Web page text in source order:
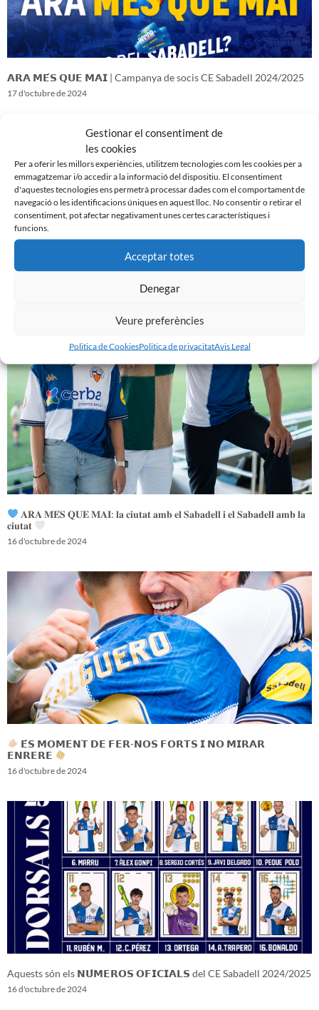
Gestionar el consentiment de
les cookies
Per a oferir les millors experiències, utilitzem tecnologies com les cookies per a
emmagatzemar i/o accedir a la informació del dispositiu. El consentiment
d'aquestes tecnologies ens permetrà processar dades com el comportament de
navegació o les identificacions úniques en aquest lloc. No consentir o retirar el
consentiment, pot afectar negativament unes certes característiques i
funcions.
Acceptar totes
Denegar
Veure preferències
Politica de CookiesPolitica de privacitatAvis Legal
𝗔𝗥𝗔 𝗠𝗘́𝗦 𝗤𝗨𝗘 𝗠𝗔𝗜 | Campanya de socis CE Sabadell 2024/2025
17 d'octubre de 2024
𝑽𝒆𝒏𝒊𝒎 𝒅’𝒖𝒏𝒂 𝒈𝒓𝒂𝒏 𝒃𝒂𝒕𝒂𝒍𝒍𝒂…𝒊 𝒂𝒏𝒆𝒎 𝒂 𝒑𝒆𝒓 𝒍𝒂 𝒔𝒆𝒈𝒖̈𝒆𝒏𝒕
𝐀𝐑𝐀 𝐌𝐄́𝐒 𝐐𝐔𝐄 𝐌𝐀𝐈: 𝐥𝐚 𝐜𝐢𝐮𝐭𝐚𝐭 𝐚𝐦𝐛 𝐞𝐥 𝐒𝐚𝐛𝐚𝐝𝐞𝐥𝐥 𝐢 𝐞𝐥 𝐒𝐚𝐛𝐚𝐝𝐞𝐥𝐥 𝐚𝐦𝐛 𝐥𝐚
𝐜𝐢𝐮𝐭𝐚𝐭
16 d'octubre de 2024
𝗘́𝗦 𝗠𝗢𝗠𝗘𝗡𝗧 𝗗𝗘 𝗙𝗘𝗥-𝗡𝗢𝗦 𝗙𝗢𝗥𝗧𝗦 𝗜 𝗡𝗢 𝗠𝗜𝗥𝗔𝗥
𝗘𝗡𝗥𝗘𝗥𝗘
16 d'octubre de 2024
Aquests són els 𝗡𝗨́𝗠𝗘𝗥𝗢𝗦 𝗢𝗙𝗜𝗖𝗜𝗔𝗟𝗦 del CE Sabadell 2024/2025
16 d'octubre de 2024